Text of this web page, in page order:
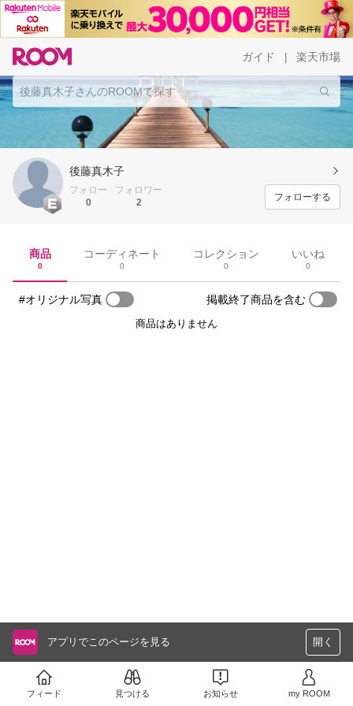
ガイド 楽天市場
後藤真木子
フォロー
0
フォロワー
2
フォローする
商品
0
コーディネート
0
コレクション
0
いいね
0
#オリジナル写真 掲載終了商品を含む
商品はありません
アプリでこのページを見る 開く
フィード 見つける お知らせ my ROOM